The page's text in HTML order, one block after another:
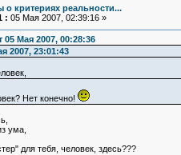
о критериях реальности...
: 05 Мая 2007, 02:39:16 »
Мая 2007, 00:28:36
2007, 23:01:43
Нет конечно!
ума,
для тебя, человек, здесь???